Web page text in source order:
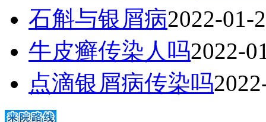
石斛与银屑病2022-01-
牛皮癣传染人吗2022-
点滴银屑病传染吗